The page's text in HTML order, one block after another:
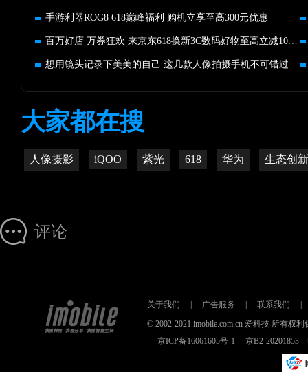
手游利器ROG8 618巅峰福利 购机立享至高300元优惠
百万好店 万券狂欢 来京东618换新3C数码好物至高立减1000元
想用镜头记录下美美的自己 这几款人像拍摄手机不可错过
大家都在搜
人像摄影 iQOO 紫光 618 华为 生态创
评论
关于我们 广告服务 联系我们
© 2002-2021 imobile.com.cn 爱科技 所有权
京ICP备16061605号-1
京B2-20201853